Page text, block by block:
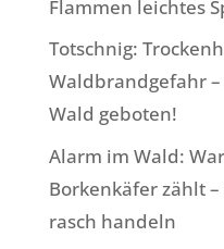
Flammen leichtes
Totschnig:
Waldbrandgefahr
Wald geboten!
Alarm im Wald:
Borkenkäfer zählt
rasch handeln